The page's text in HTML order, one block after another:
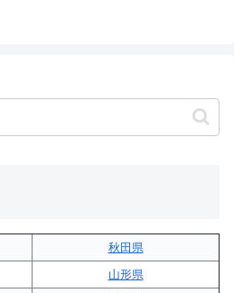
秋田県
山形県